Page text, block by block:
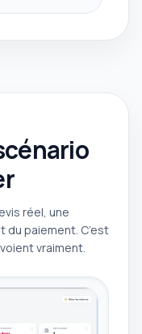
réel, une
du paiement. C’est
vraiment.